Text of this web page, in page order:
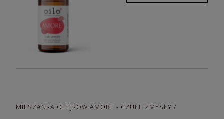
MIESZANKA OLEJKÓW AMORE - CZUŁE ZMYSŁY /